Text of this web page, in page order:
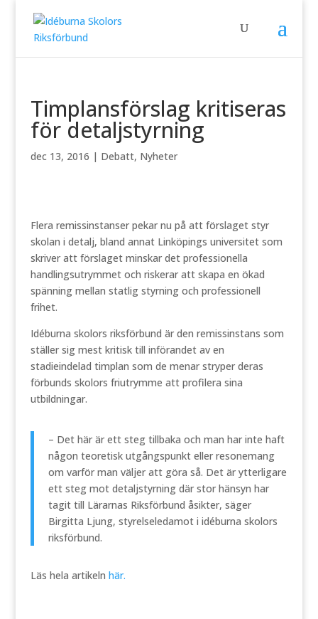
Timplansförslag kritiseras
för detaljstyrning
dec 13, 2016 | Debatt, Nyheter
Flera remissinstanser pekar nu på att förslaget styr
skolan i detalj, bland annat Linköpings universitet som
skriver att förslaget minskar det professionella
handlingsutrymmet och riskerar att skapa en ökad
spänning mellan statlig styrning och professionell
frihet.
Idéburna skolors riksförbund är den remissinstans som
ställer sig mest kritisk till införandet av en
stadieindelad timplan som de menar stryper deras
förbunds skolors friutrymme att profilera sina
utbildningar.
– Det här är ett steg tillbaka och man har inte haft
någon teoretisk utgångspunkt eller resonemang
om varför man väljer att göra så. Det är ytterligare
ett steg mot detaljstyrning där stor hänsyn har
tagit till Lärarnas Riksförbund åsikter, säger
Birgitta Ljung, styrelseledamot i idéburna skolors
riksförbund.
Läs hela artikeln här.